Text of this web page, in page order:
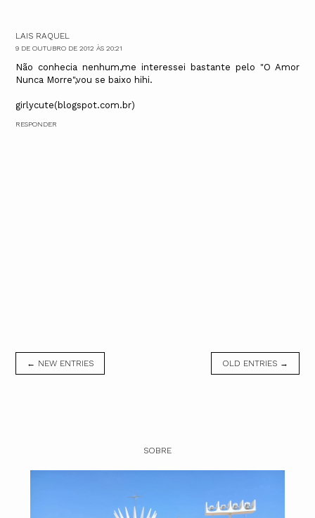
LAIS RAQUEL
9 DE OUTUBRO DE 2012 ÀS 20:21
Não conhecia nenhum,me interessei bastante pelo "O Amor
Nunca Morre",vou se baixo hihi.
girlycute(blogspot.com.br)
RESPONDER
← NEW ENTRIES OLD ENTRIES →
SOBRE